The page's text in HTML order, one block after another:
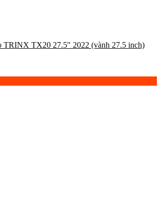
TRINX TX20 27.5″ 2022 (vành 27.5 inch)